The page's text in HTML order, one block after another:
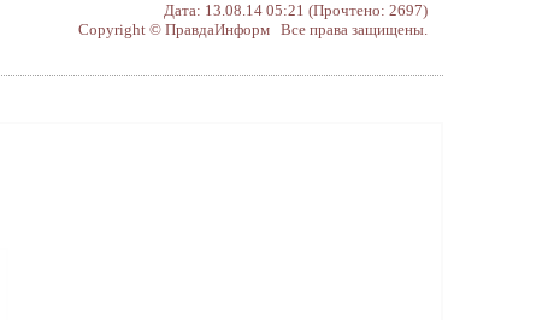
Дата: 13.08.14 05:21 (Прочтено: 2697)
Copyright © ПравдаИнформ Все права защищены.